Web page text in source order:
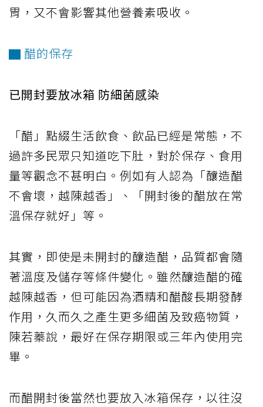
胃，又不會影響其他營養素吸收。
▇ 醋的保存
已開封要放冰箱 防細菌感染
「醋」點綴生活飲食、飲品已經是常態，不
過許多民眾只知道吃下肚，對於保存、食用
量等觀念不甚明白。例如有人認為「釀造醋
不會壞，越陳越香」、「開封後的醋放在常
溫保存就好」等。
其實，即使是未開封的釀造醋，品質都會隨
著溫度及儲存等條件變化。雖然釀造醋的確
越陳越香，但可能因為酒精和醋酸長期發酵
作用，久而久之產生更多細菌及致癌物質，
陳若蓁說，最好在保存期限或三年內使用完
畢。
而醋開封後當然也要放入冰箱保存，以往沒